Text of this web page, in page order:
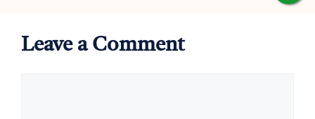
Leave a Comment